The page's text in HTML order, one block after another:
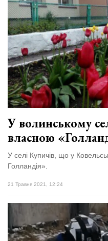
У волинському
власною
У селі Купичів, що у
Голландія».
21 Травня 2021, 12:24